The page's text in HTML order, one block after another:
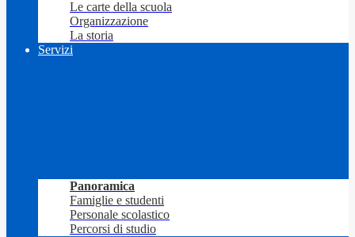
Le carte della scuola
Organizzazione
La storia
Servizi
Panoramica
Famiglie e studenti
Personale scolastico
Percorsi di studio